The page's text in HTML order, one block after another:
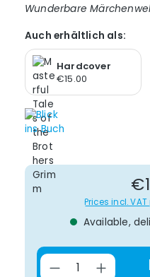
Wunderbare
Auch erhältlich als:
Hardcover
€15.00
Prices incl.
Available,
Product